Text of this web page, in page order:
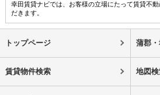
幸田賃貸ナビでは、お客様の立場にたって賃貸不
だきます。
トップページ 蒲郡
賃貸物件検索 地図